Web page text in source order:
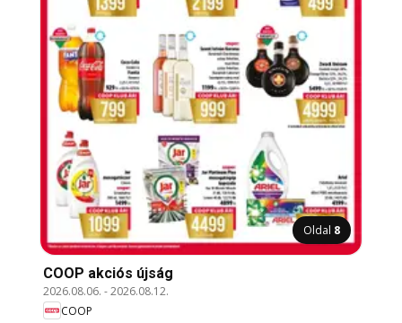
Oldal 8
COOP akciós újság
2026.08.06. -2026.08.12.
COOP